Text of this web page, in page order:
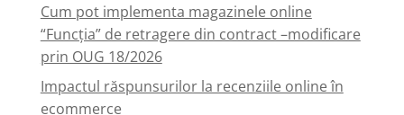
Cum pot implementa magazinele online
“Funcția” de retragere din contract –modificare
prin OUG 18/2026
Impactul răspunsurilor la recenziile online în
ecommerce